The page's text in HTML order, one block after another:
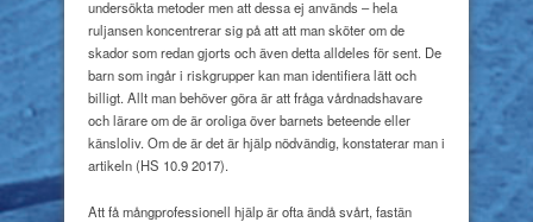
undersökta metoder men att dessa ej används – hela
ruljansen koncentrerar sig på att att man sköter om de
skador som redan gjorts och även detta alldeles för sent. De
barn som ingår i riskgrupper kan man identifiera lätt och
billigt. Allt man behöver göra är att fråga vårdnadshavare
och lärare om de är oroliga över barnets beteende eller
känsloliv. Om de är det är hjälp nödvändig, konstaterar man i
artikeln (HS 10.9 2017).
Att få mångprofessionell hjälp är ofta ändå svårt, fastän